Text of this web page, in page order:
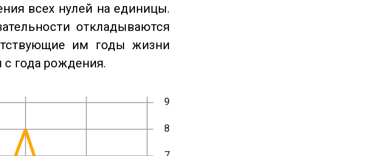
всех нулей на единицы.
откладываются
им годы жизни
с года рождения.